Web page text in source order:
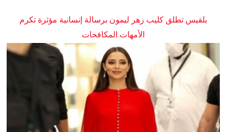
بلقيس تطلق كليب زهر ليمون برسالة إنسانية مؤثرة تكرم
الأمهات المكافحات